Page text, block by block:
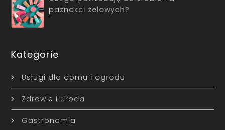
paznokci żelowych?
Kategorie
Usługi dla domu i ogrodu
Zdrowie i uroda
Gastronomia